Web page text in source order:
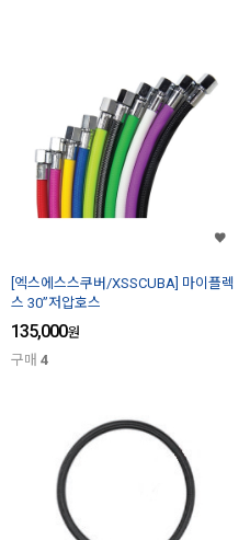
[엑스에스스쿠버/XSSCUBA] 마이플렉
스 30”저압호스
135,000원
구매 4